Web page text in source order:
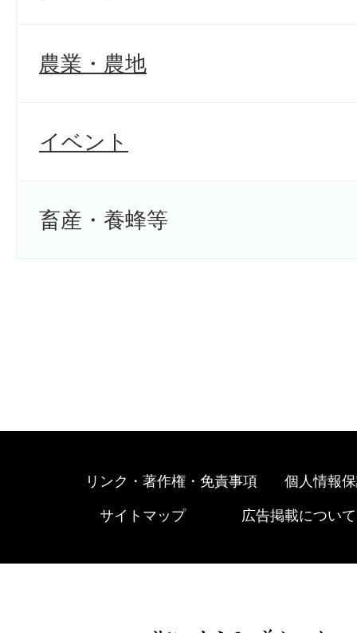
農業・農地
イベント
畜産・養蜂等
リンク・著作権・免責事項 個人情報
サイトマップ 広告掲載について